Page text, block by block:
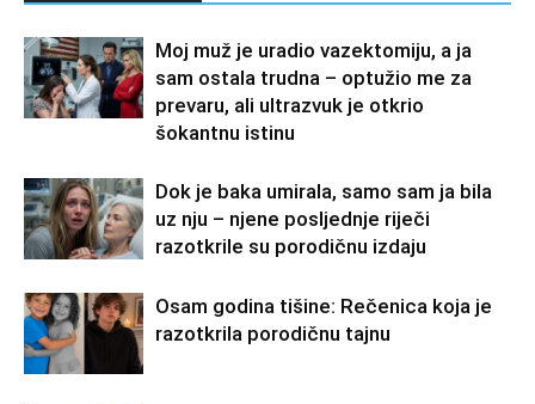
Moj muž je uradio vazektomiju, a ja
sam ostala trudna – optužio me za
prevaru, ali ultrazvuk je otkrio
šokantnu istinu
Dok je baka umirala, samo sam ja bila
uz nju – njene posljednje riječi
razotkrile su porodičnu izdaju
Osam godina tišine: Rečenica koja je
razotkrila porodičnu tajnu